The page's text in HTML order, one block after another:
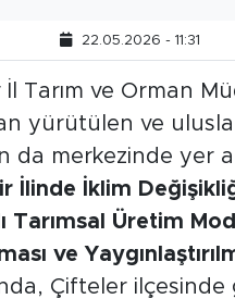
22.05.2026 - 11:31
İl Tarım ve Orman
yürütülen ve
da merkezinde yer
İlinde İklim
Tarımsal Üretim
ve
Çifteler ilçesinde